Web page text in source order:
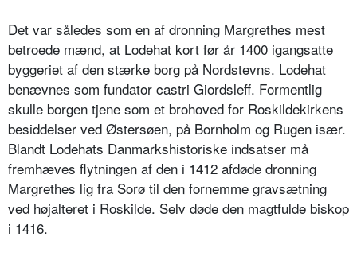
Det var således som en af dronning Margrethes mest
betroede mænd, at Lodehat kort før år 1400 igangsatte
byggeriet af den stærke borg på Nordstevns. Lodehat
benævnes som fundator castri Giordsleff. Formentlig
skulle borgen tjene som et brohoved for Roskildekirkens
besiddelser ved Østersøen, på Bornholm og Rugen især.
Blandt Lodehats Danmarkshistoriske indsatser må
fremhæves flytningen af den i 1412 afdøde dronning
Margrethes lig fra Sorø til den fornemme gravsætning
ved højalteret i Roskilde. Selv døde den magtfulde biskop
i 1416.